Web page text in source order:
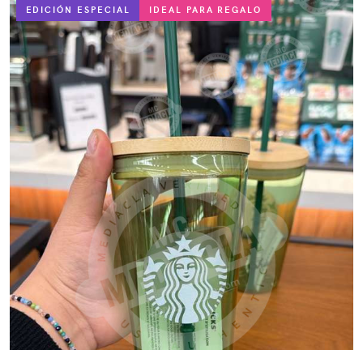
EDICIÓN ESPECIAL
IDEAL PARA REGALO